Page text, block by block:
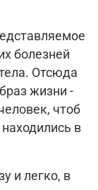
болезней
Отсюда
жизни -
чтоб
в
и легко, в